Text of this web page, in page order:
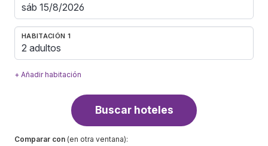
HABITACIÓN 1
2 adultos
+ Añadir habitación
Buscar hoteles
Comparar con (en otra ventana):